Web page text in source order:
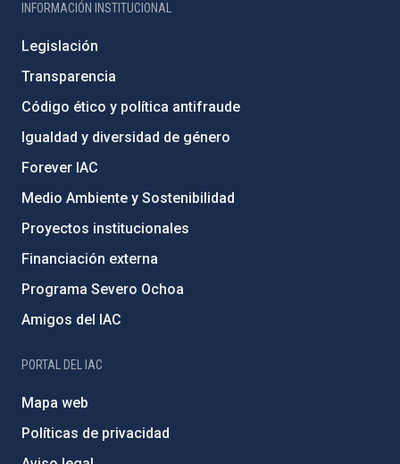
INFORMACIÓN INSTITUCIONAL
Legislación
Transparencia
Código ético y política antifraude
Igualdad y diversidad de género
Forever IAC
Medio Ambiente y Sostenibilidad
Proyectos institucionales
Financiación externa
Programa Severo Ochoa
Amigos del IAC
PORTAL DEL IAC
Mapa web
Políticas de privacidad